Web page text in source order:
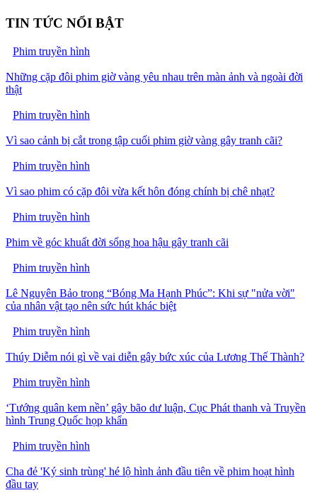
TIN TỨC NỔI BẬT
Phim truyền hình
Những cặp đôi phim giờ vàng yêu nhau trên màn ảnh và ngoài đời
thật
Phim truyền hình
Vì sao cảnh bị cắt trong tập cuối phim giờ vàng gây tranh cãi?
Phim truyền hình
Vì sao phim có cặp đôi vừa kết hôn đóng chính bị chê nhạt?
Phim truyền hình
Phim về góc khuất đời sống hoa hậu gây tranh cãi
Phim truyền hình
Lê Nguyên Bảo trong “Bóng Ma Hạnh Phúc”: Khi sự "nửa vời"
của nhân vật tạo nên sức hút khác biệt
Phim truyền hình
Thúy Diễm nói gì về vai diễn gây bức xúc của Lương Thế Thành?
Phim truyền hình
‘Tướng quân kem nền’ gây bão dư luận, Cục Phát thanh và Truyền
hình Trung Quốc họp khẩn
Phim truyền hình
Cha đẻ 'Ký sinh trùng' hé lộ hình ảnh đầu tiên về phim hoạt hình
đầu tay